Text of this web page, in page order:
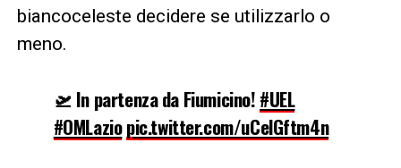
biancoceleste decidere se utilizzarlo o
meno.
🛫 In partenza da Fiumicino!#UEL
#OMLaziopic.twitter.com/uCelGftm4n